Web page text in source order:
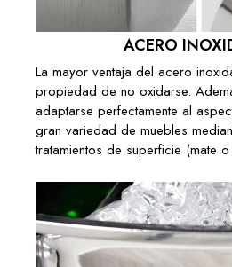
ACERO
La mayor ventaja del acero
propiedad de no oxidarse.
adaptarse perfectamente al
gran variedad de muebles
tratamientos de superficie (mate